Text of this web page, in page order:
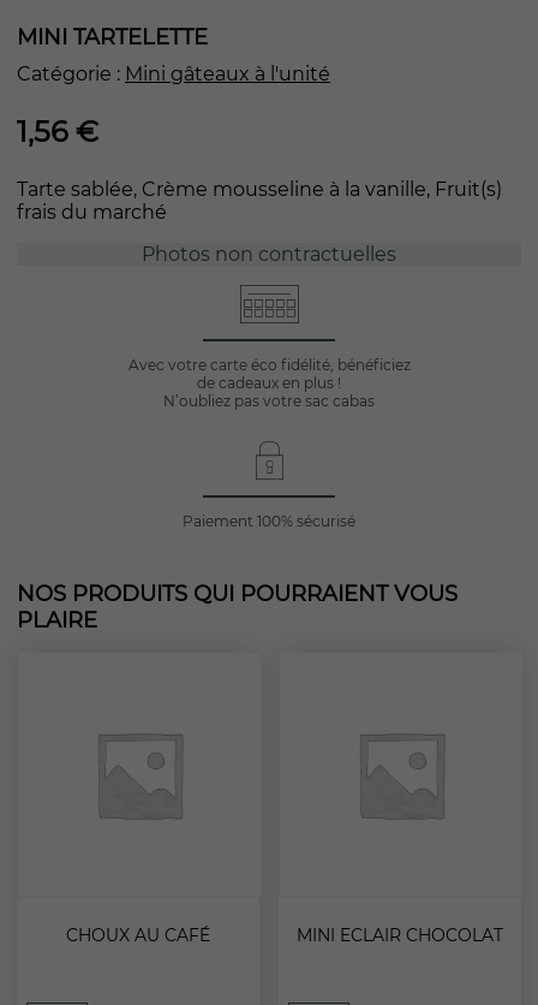
MINI TARTELETTE
Catégorie : Mini gâteaux à l'unité
1,56 €
Tarte sablée, Crème mousseline à la vanille, Fruit(s)
frais du marché
Photos non contractuelles
Avec votre carte éco fidélité, bénéficiez
de cadeaux en plus !
N’oubliez pas votre sac cabas
Paiement 100% sécurisé
NOS PRODUITS QUI POURRAIENT VOUS
PLAIRE
CHOUX AU CAFÉ MINI ECLAIR CHOCOLAT